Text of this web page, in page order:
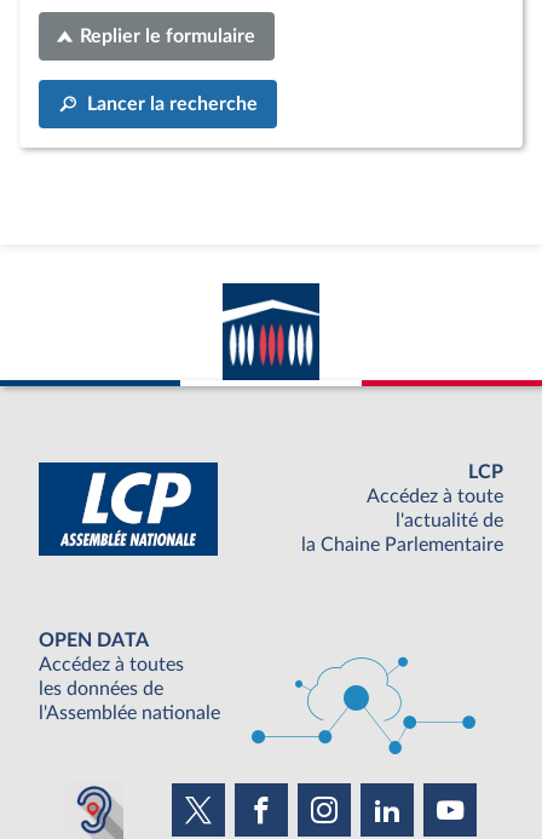
Replier le formulaire
Lancer la recherche
LCP
Accédez à toute
l'actualité de
la Chaine Parlementaire
OPEN DATA
Accédez à toutes
les données de
l'Assemblée nationale